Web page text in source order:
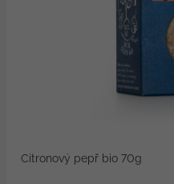
Citronový pepř bio 70g